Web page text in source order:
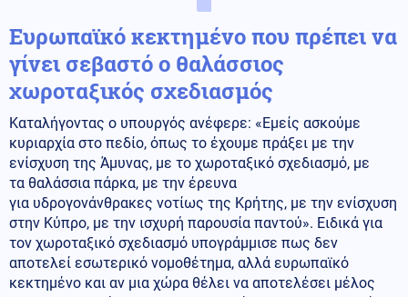
Ευρωπαϊκό κεκτημένο που πρέπει να
γίνει σεβαστό ο θαλάσσιος
χωροταξικός σχεδιασμός
Καταλήγοντας ο υπουργός ανέφερε: «Εμείς ασκούμε
κυριαρχία στο πεδίο, όπως το έχουμε πράξει με την
ενίσχυση της Άμυνας, με το χωροταξικό σχεδιασμό, με
τα θαλάσσια πάρκα, με την έρευνα
για υδρογονάνθρακες νοτίως της Κρήτης, με την ενίσχυση
στην Κύπρο, με την ισχυρή παρουσία παντού». Ειδικά για
τον χωροταξικό σχεδιασμό υπογράμμισε πως δεν
αποτελεί εσωτερικό νομοθέτημα, αλλά ευρωπαϊκό
κεκτημένο και αν μια χώρα θέλει να αποτελέσει μέλος